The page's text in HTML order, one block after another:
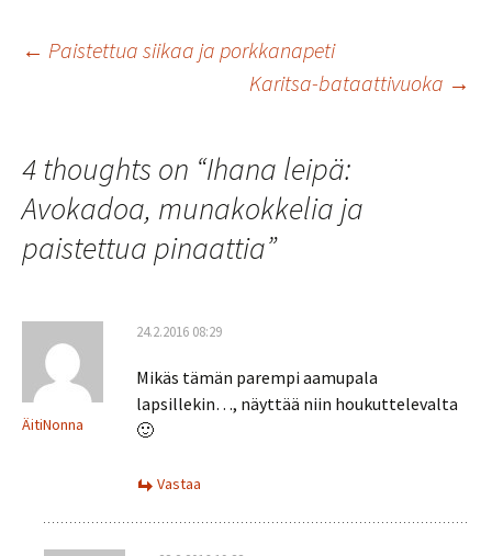
o
o
er
l
sA
p
e
Artikkelien
← Paistettua siikaa ja porkkanapeti
Karitsa-bataattivuoka →
4 thoughts on “Ihana leipä:
Avokadoa, munakokkelia ja
paistettua pinaattia”
ÄitiNonna
24.2.2016 08:29
Mikäs tämän parempi aamupala
lapsillekin…, näyttää niin houkuttelevalta
🙂
Vastaa